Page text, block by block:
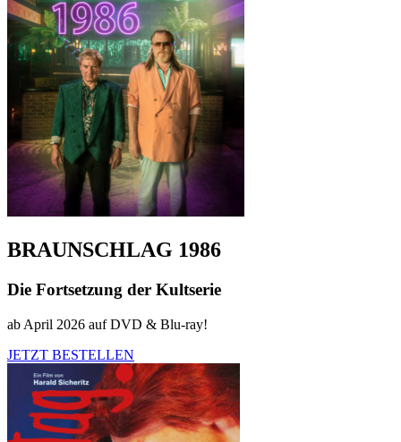
BRAUNSCHLAG 1986
Die Fortsetzung der Kultserie
ab April 2026 auf DVD & Blu-ray!
JETZT BESTELLEN